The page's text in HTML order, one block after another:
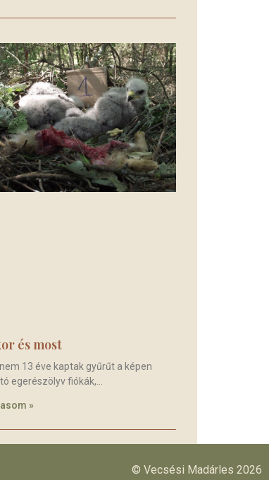
és most
13 éve kaptak gyűrűt a képen
egerészölyv fiókák,
»
© Vecsési Madárles 2026